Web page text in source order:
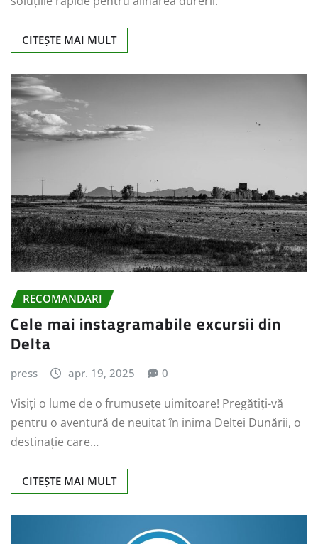
CITEȘTE MAI MULT
RECOMANDARI
Cele mai instagramabile excursii din
Delta
press apr. 19, 2025 0
Visiți o lume de o frumusețe uimitoare! Pregătiți-vă
pentru o aventură de neuitat în inima Deltei Dunării, o
destinație care…
CITEȘTE MAI MULT